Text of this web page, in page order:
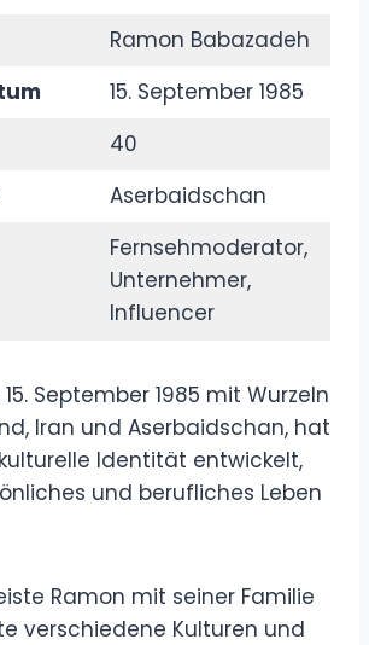
Ramon Babazadeh
15. September 1985
40
Aserbaidschan
Fernsehmoderator,
Unternehmer,
Influencer
September 1985 mit Wurzeln
Iran und Aserbaidschan, hat
Identität entwickelt,
und berufliches Leben
Ramon mit seiner Familie
verschiedene Kulturen und